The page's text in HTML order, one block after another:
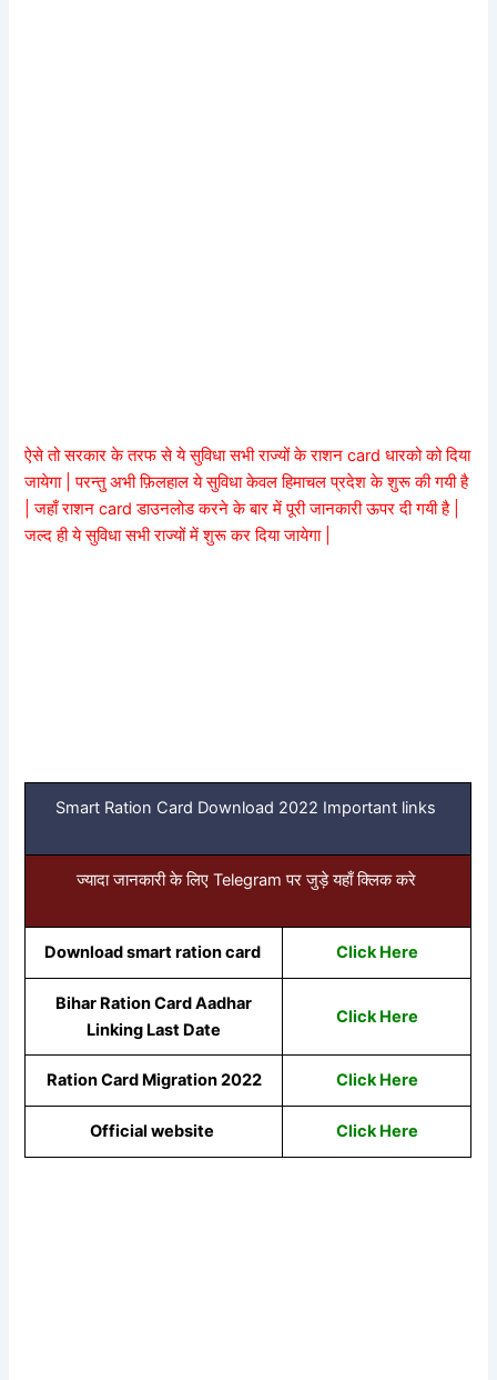
ऐसे तो सरकार के तरफ से ये सुविधा सभी राज्यों के राशन card धारको को दिया
जायेगा | परन्तु अभी फ़िलहाल ये सुविधा केवल हिमाचल प्रदेश के शुरू की गयी है
| जहाँ राशन card डाउनलोड करने के बार में पूरी जानकारी ऊपर दी गयी है |
जल्द ही ये सुविधा सभी राज्यों में शुरू कर दिया जायेगा |
Smart Ration Card Download 2022 Important links
ज्यादा जानकारी के लिए Telegram पर जुड़े यहाँ क्लिक करे
Download smart ration card Click Here
Bihar Ration Card Aadhar
Linking Last Date
Click Here
Ration Card Migration 2022 Click Here
Official website Click Here